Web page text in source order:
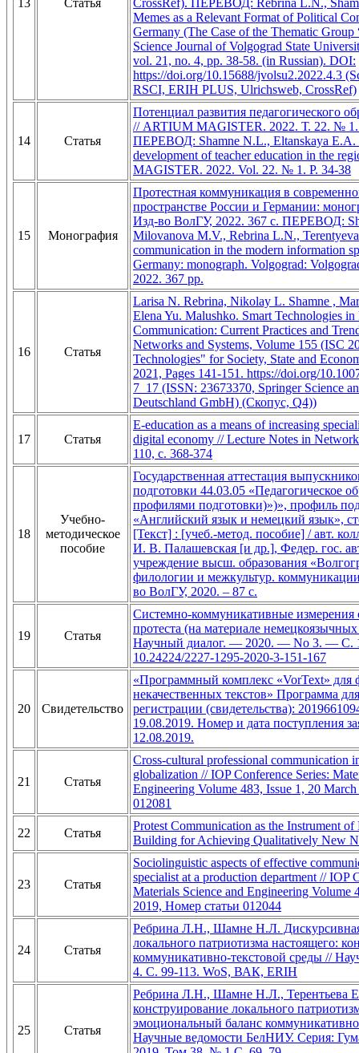
Memes as a Relevant Format of Political
Germany (The Case of the Thematic Group
Science Journal of Volgograd State
vol. 21, no. 4, pp. 38-58. (in Russian). DOI:
https://doi.org/10.15688/jvolsu2.2022.4.3
RSCI, ERIH PLUS, Ulrichsweb, CrossRef)
14 Статья
Потенциал развития педагогического
// ARTIUM MAGISTER. 2022. Т. 22. №
ПЕРЕВОД: Shamne N.L., Eltanskaya E.A.
development of teacher education in the
MAGISTER. 2022. Vol. 22. № 1. P. 34-38
15 Монография
Протестная коммуникация в
пространстве России и Германии:
Изд-во ВолГУ, 2022. 367 с. ПЕРЕВОД:
Milovanova M.V., Rebrina L.N.,
communication in the modern information
Germany: monograph. Volgograd:
2022. 367 рр.
16 Статья
Larisa N. Rebrina, Nikolay L. Shamne ,
Elena Yu. Malushko. Smart Technologies in
Communication: Current Practices and
Networks and Systems, Volume 155 (ISC
Technologies" for Society, State and
2021, Pages 141-151. https://doi.org/
7_17 (ISSN: 23673370, Springer Science
Deutschland GmbH) (Скопус, Q4))
17 Статья
E-education as a means of increasing
digital economy // Lecture Notes in
110, с. 368-374
18
Учебно-
методическое
пособие
Государственная аттестация
подготовки 44.03.05 «Педагогическое
профилями подготовки)»)», профиль
«Английский язык и немецкий язык»,
[Текст] : [учеб.-метод. пособие] / авт.
И. В. Палашевская [и др.], Федер. гос.
учреждение высш. образования
филологии и межкультур.
во ВолГУ, 2020. – 87 с.
19 Статья
Системно-коммуникативные измерения
протеста (на материале
Научный диалог. — 2020. — No 3. —
10.24224/2227-1295-2020-3-151-167
20 Свидетельство
«Программный комплекс «VorText» для
некачественных текстов» Программа
регистрации (свидетельства):
19.08.2019. Номер и дата поступления
12.08.2019.
21 Статья
Cross-cultural professional communication
globalization // IOP Conference Series:
Engineering Volume 483, Issue 1, 20
012081
22 Статья
Protest Communication as the Instrument
Building for Achieving Qualitatively New
23 Статья
Sociolinguistic aspects of effective
specialist at a production department // IOP
Materials Science and Engineering Volume
2019, Номер статьи 012044
24 Статья
Ребрина Л.Н., Шамне Н.Л. Дискурсивная
локального патриотизма настоящего:
коммуникативно-текстовой среды //
4. С. 99-113. WoS, ВАК, ERIH
25 Статья
Ребрина Л.Н., Шамне Н.Л., Терентьева
конструирование локального
эмоциональный баланс
Научные ведомости БелНИУ. Серия: